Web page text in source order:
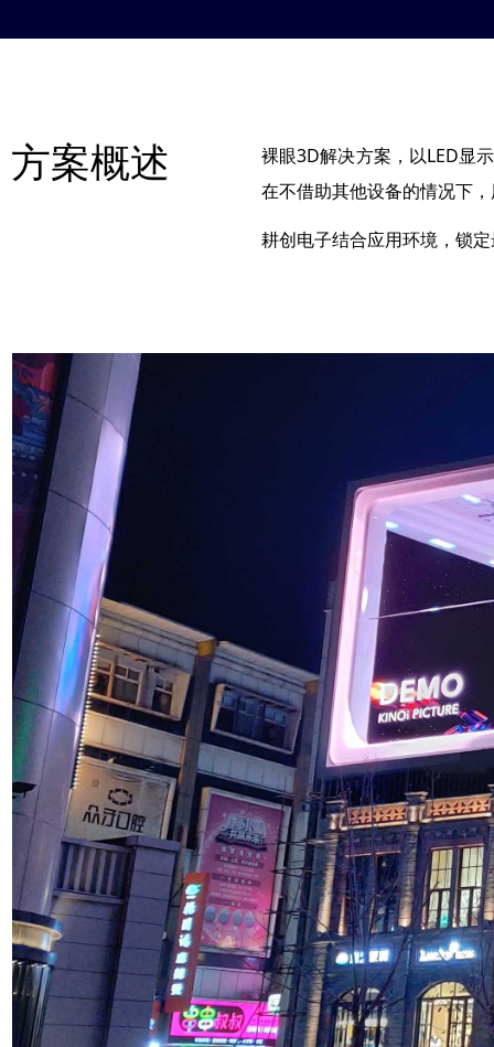
方案概述
裸眼3D解决方案，以LED显
在不借助其他设备的情况下
耕创电子结合应用环境，锁